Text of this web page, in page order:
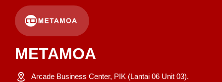
METAMOA
Arcade Business Center, PIK (Lantai 06 Unit 03).